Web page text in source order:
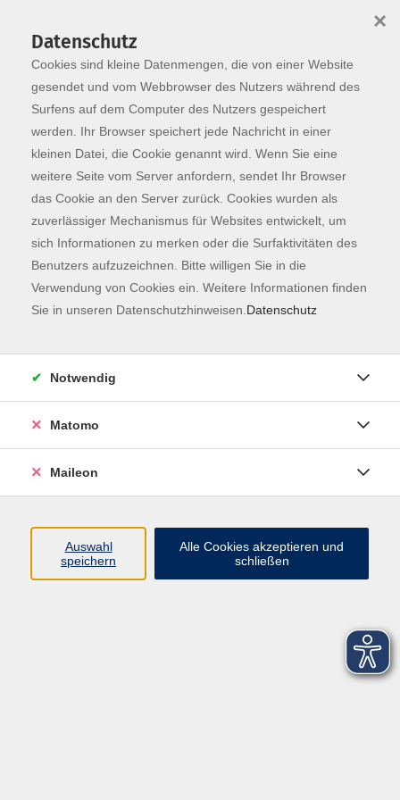
Skip to main content
You are here:
Programm
Der Kurs konnte nicht gefunden werden.
Kontaktformular
Impressum
AGB
Datenschutzerklärung
Datenschutz
Cookies sind kleine Datenmengen, die von einer Website
gesendet und vom Webbrowser des Nutzers während des
Surfens auf dem Computer des Nutzers gespeichert
werden. Ihr Browser speichert jede Nachricht in einer
kleinen Datei, die Cookie genannt wird. Wenn Sie eine
weitere Seite vom Server anfordern, sendet Ihr Browser
das Cookie an den Server zurück. Cookies wurden als
zuverlässiger Mechanismus für Websites entwickelt, um
sich Informationen zu merken oder die Surfaktivitäten des
Benutzers aufzuzeichnen. Bitte willigen Sie in die
Verwendung von Cookies ein. Weitere Informationen finden
Sie in unseren Datenschutzhinweisen. Datenschutz
×
Notwendig
Matomo
Maileon
Auswahl
speichern
Alle Cookies akzeptieren und
schließen